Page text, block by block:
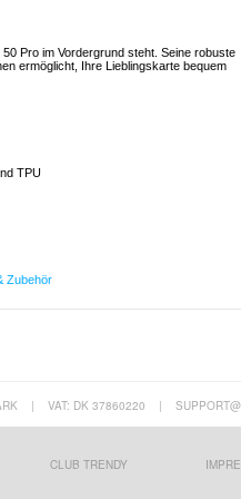
Pro im Vordergrund steht. Seine robuste
ermöglicht, Ihre Lieblingskarte bequem
TPU
Zubehör
| VAT: DK 37860220 |
CLUB TRENDY